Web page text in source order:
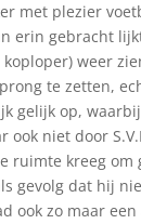
met plezier
erin gebracht
weer
te zetten,
gelijk op,
niet door
ruimte kreeg
gevolg dat hij
ook zo maar